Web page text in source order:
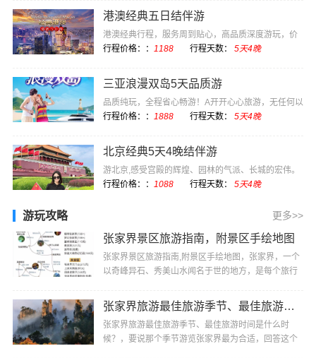
港澳经典五日结伴游
港澳经典行程，服务周到贴心，高品质深度游玩，价
格实惠
行程价格：： 1188 行程天数： 5天4晚
三亚浪漫双岛5天品质游
品质纯玩，全程省心畅游！A开开心心旅游，无任何以
购物为目的的强···
行程价格：： 1888 行程天数： 5天4晚
北京经典5天4晚结伴游
游北京,感受宫殿的辉煌、园林的气派、长城的宏伟。
感受现代化国际···
行程价格：： 1088 行程天数： 5天4晚
游玩攻略 更多>>
张家界景区旅游指南，附景区手绘地图
张家界景区旅游指南,附景区手绘地图，张家界，一个
以奇峰异石、秀美山水闻名于世的地方，是每个旅行
的···
张家界旅游最佳旅游季节、最佳旅游时间是什么时候？
张家界旅游最佳旅游季节、最佳旅游时间是什么时
候？，要说那个季节游览张家界最为合适，回答这个